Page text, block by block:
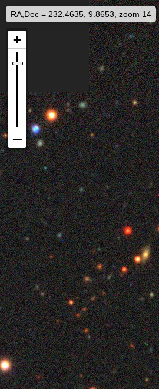
RA,Dec = 232.4635, 9.8653, zoom 14